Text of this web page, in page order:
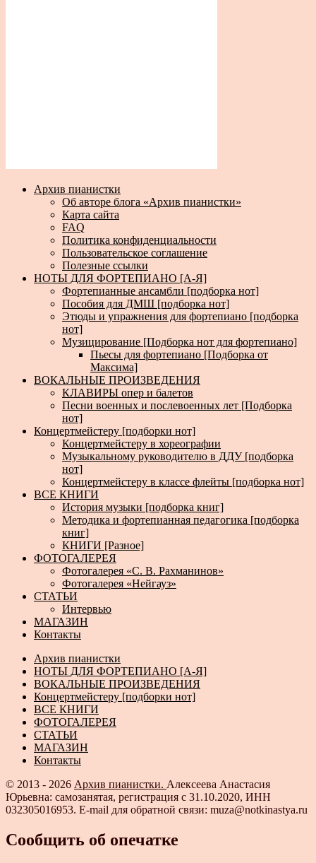
Архив пианистки
Об авторе блога «Архив пианистки»
Карта сайта
FAQ
Политика конфиденциальности
Пользовательское соглашение
Полезные ссылки
НОТЫ ДЛЯ ФОРТЕПИАНО [А-Я]
Фортепианные ансамбли [подборка нот]
Пособия для ДМШ [подборка нот]
Этюды и упражнения для фортепиано [подборка
нот]
Музицирование [Подборка нот для фортепиано]
Пьесы для фортепиано [Подборка от
Максима]
ВОКАЛЬНЫЕ ПРОИЗВЕДЕНИЯ
КЛАВИРЫ опер и балетов
Песни военных и послевоенных лет [Подборка
нот]
Концертмейстеру [подборки нот]
Концертмейстеру в хореографии
Музыкальному руководителю в ДДУ [подборка
нот]
Концертмейстеру в классе флейты [подборка нот]
ВСЕ КНИГИ
История музыки [подборка книг]
Методика и фортепианная педагогика [подборка
книг]
КНИГИ [Разное]
ФОТОГАЛЕРЕЯ
Фотогалерея «С. В. Рахманинов»
Фотогалерея «Нейгауз»
СТАТЬИ
Интервью
МАГАЗИН
Контакты
Архив пианистки
НОТЫ ДЛЯ ФОРТЕПИАНО [А-Я]
ВОКАЛЬНЫЕ ПРОИЗВЕДЕНИЯ
Концертмейстеру [подборки нот]
ВСЕ КНИГИ
ФОТОГАЛЕРЕЯ
СТАТЬИ
МАГАЗИН
Контакты
© 2013 - 2026 Архив пианистки. Алексеева Анастасия
Юрьевна: самозанятая, регистрация с 31.10.2020, ИНН
032305016953. E-mail для обратной связи: muza@notkinastya.ru
Сообщить об опечатке